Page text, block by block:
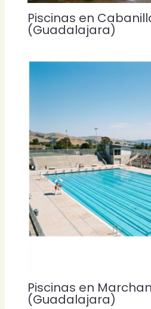
Piscinas en
(Guadalajara)
Piscinas en
(Guadalajara)